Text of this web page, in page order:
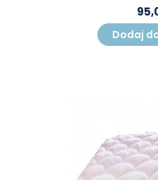
Dodaj